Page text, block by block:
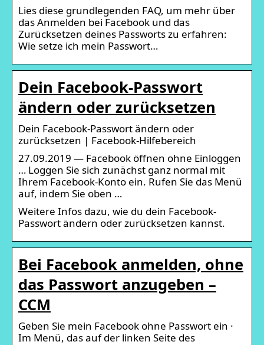
Lies diese grundlegenden FAQ, um mehr über
das Anmelden bei Facebook und das
Zurücksetzen deines Passworts zu erfahren:
Wie setze ich mein Passwort…
Dein Facebook-Passwort
ändern oder zurücksetzen
Dein Facebook-Passwort ändern oder
zurücksetzen | Facebook-Hilfebereich
27.09.2019 — Facebook öffnen ohne Einloggen
… Loggen Sie sich zunächst ganz normal mit
Ihrem Facebook-Konto ein. Rufen Sie das Menü
auf, indem Sie oben …
Weitere Infos dazu, wie du dein Facebook-
Passwort ändern oder zurücksetzen kannst.
Bei Facebook anmelden, ohne
das Passwort anzugeben –
CCM
Geben Sie mein Facebook ohne Passwort ein ·
Im Menü, das auf der linken Seite des